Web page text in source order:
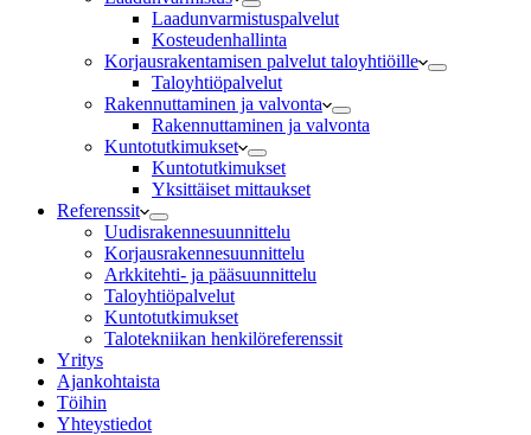
Laadunvarmistuspalvelut
Kosteudenhallinta
Korjausrakentamisen palvelut taloyhtiöille
Taloyhtiöpalvelut
Rakennuttaminen ja valvonta
Rakennuttaminen ja valvonta
Kuntotutkimukset
Kuntotutkimukset
Yksittäiset mittaukset
Referenssit
Uudisrakennesuunnittelu
Korjausrakennesuunnittelu
Arkkitehti- ja pääsuunnittelu
Taloyhtiöpalvelut
Kuntotutkimukset
Talotekniikan henkilöreferenssit
Yritys
Ajankohtaista
Töihin
Yhteystiedot